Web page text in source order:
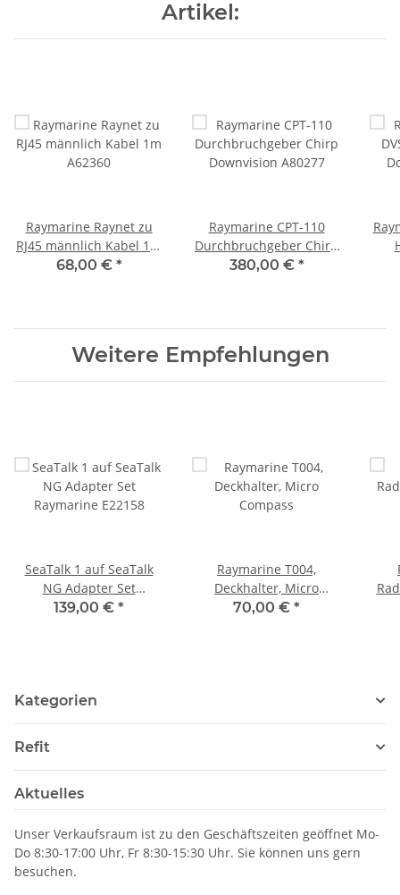
Artikel:
Raymarine Raynet zu
RJ45 männlich Kabel 1m
A62360
68,00 € *
Raymarine CPT-110
Durchbruchgeber Chirp
Downvision A80277
380,00 € *
Weitere Empfehlungen
SeaTalk 1 auf SeaTalk
NG Adapter Set
Raymarine E22158
139,00 € *
Raymarine T004,
Deckhalter, Micro
Compass
70,00 € *
Kategorien
Refit
Aktuelles
Unser Verkaufsraum ist zu den Geschäftszeiten geöffnet Mo-
Do 8:30-17:00 Uhr, Fr 8:30-15:30 Uhr. Sie können uns gern
besuchen.